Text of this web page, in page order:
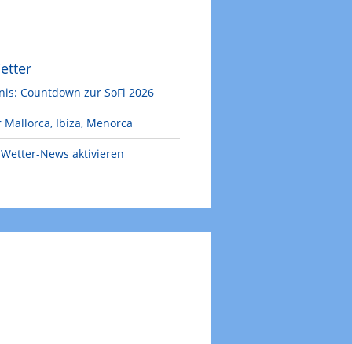
Countdown zur SoFi 2026
Ibiza, Menorca
News aktivieren